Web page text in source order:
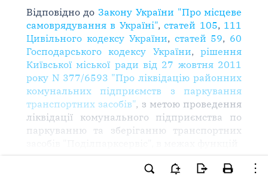
Відповідно до Закону України "Про місцеве
самоврядування в Україні",статей 105, 111
Цивільного кодексу України, статей 59, 60
Господарського кодексу України,рішення
Київської міської ради від 27 жовтня 2011
року N 377/6593 "Про ліквідацію районних
комунальних підприємств з паркування
транспортних засобів", з метою проведення
ліквідації комунального підприємства по
паркуванню та зберіганню транспортних